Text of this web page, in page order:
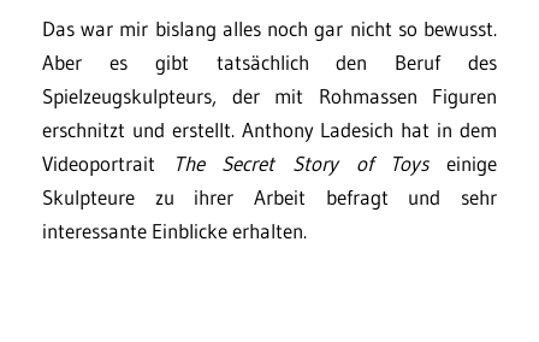
Das war mir bislang alles noch gar nicht so bewusst.
Aber es gibt tatsächlich den Beruf des
Spielzeugskulpteurs, der mit Rohmassen Figuren
erschnitzt und erstellt. Anthony Ladesich hat in dem
Videoportrait
The Secret Story of Toyseinige
Skulpteure zu ihrer Arbeit befragt und sehr
interessante Einblicke erhalten.